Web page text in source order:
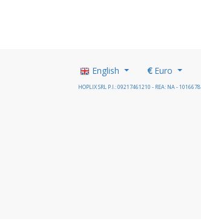
English €Euro
HOPLIX SRL P.I.: 09217461210 - REA: NA - 1016678